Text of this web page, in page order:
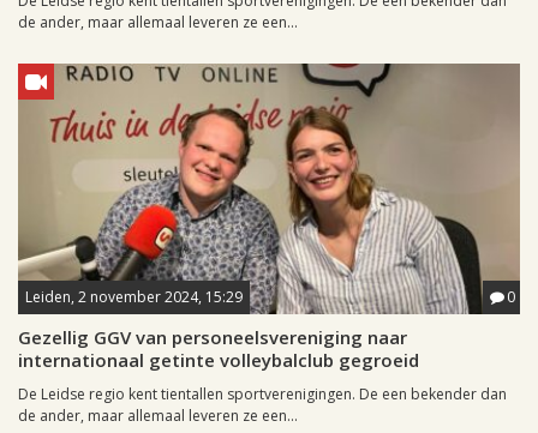
de ander, maar allemaal leveren ze een...
Leiden, 2 november 2024, 15:29 0
Gezellig GGV van personeelsvereniging naar
internationaal getinte volleybalclub gegroeid
De Leidse regio kent tientallen sportverenigingen. De een bekender dan
de ander, maar allemaal leveren ze een...